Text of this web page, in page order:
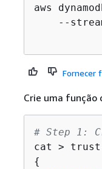
aws
--
Fornecer
Crie uma função
# Step 1:
cat >
{